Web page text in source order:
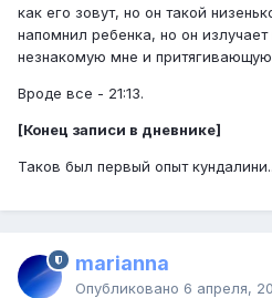
как его зовут, но он такой
напомнил ребенка, но он
незнакомую мне и
Вроде все - 21:13.
[Конец записи в дневнике]
Таков был первый опыт
marianna
Опубликовано 6 апреля,